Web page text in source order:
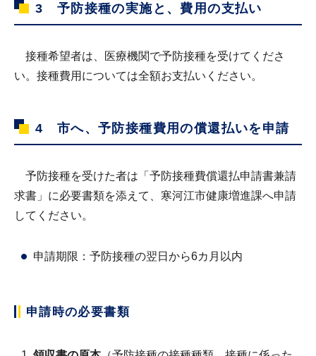
3 予防接種の実施と、費用の支払い
接種希望者は、医療機関で予防接種を受けてくださ
い。接種費用については全額お支払いください。
4 市へ、予防接種費用の償還払いを申請
予防接種を受けた者は「予防接種費償還払申請書兼請
求書」に必要書類を添えて、寒河江市健康増進課へ申請
してください。
申請期限：予防接種の翌日から6カ月以内
申請時の必要書類